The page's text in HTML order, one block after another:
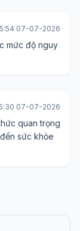
07-07-2026
mức độ nguy
07-07-2026
quan trọng
sức khỏe